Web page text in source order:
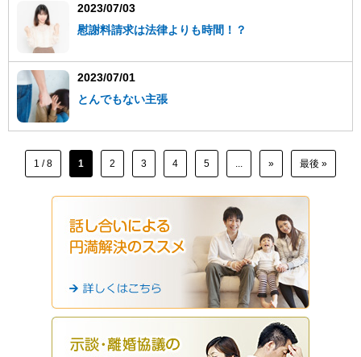
2023/07/03
慰謝料請求は法律よりも時間！？
2023/07/01
とんでもない主張
1 / 8 1 2 3 4 5 ... » 最後 »